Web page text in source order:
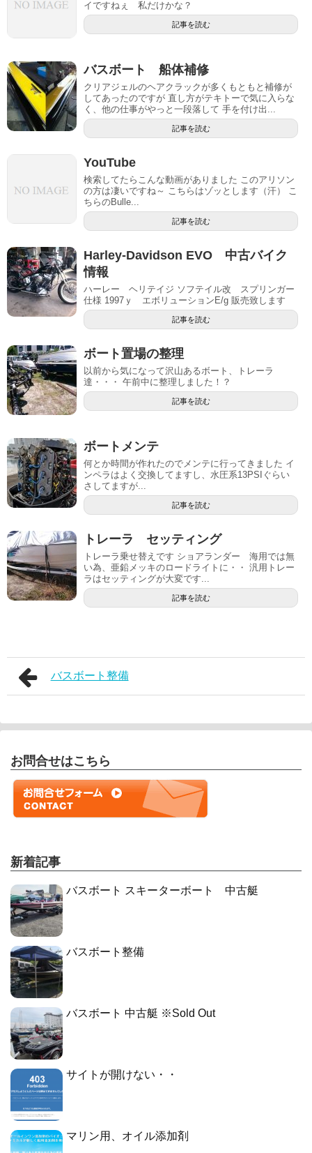
イですねぇ 私だけかな？
記事を読む
バスボート 船体補修
クリアジェルのヘアクラックが多くもともと補修が
してあったのですが 直し方がテキトーで気に入らな
く、他の仕事がやっと一段落して 手を付け出...
記事を読む
YouTube
検索してたらこんな動画がありました このアリソン
の方は凄いですね～ こちらはゾッとします（汗） こ
ちらのBulle...
記事を読む
Harley-Davidson EVO 中古バイク
情報
ハーレー ヘリテイジ ソフテイル改 スプリンガー
仕様 1997ｙ エボリューションE/g 販売致します
記事を読む
ボート置場の整理
以前から気になって沢山あるボート、トレーラ
達・・・ 午前中に整理しました！？
記事を読む
ボートメンテ
何とか時間が作れたのでメンテに行ってきました イ
ンペラはよく交換してますし、水圧系13PSIぐらい
さしてますが...
記事を読む
トレーラ セッティング
トレーラ乗せ替えです ショアランダー 海用では無
い為、亜鉛メッキのロードライトに・・ 汎用トレー
ラはセッティングが大変です...
記事を読む
バスボート整備
お問合せはこちら
新着記事
バスボート スキーターボート 中古艇
バスボート整備
バスボート 中古艇 ※Sold Out
サイトが開けない・・
マリン用、オイル添加剤